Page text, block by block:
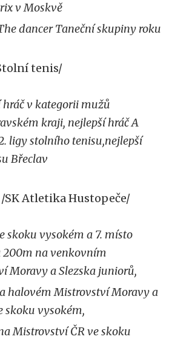
v Moskvě
dancer Taneční skupiny roku
tenis/
hráč v kategorii mužů
kraji, nejlepší hráč A
ligy stolního tenisu,nejlepší
Břeclav
/SK Atletika Hustopeče/
skoku vysokém a 7. místo
200m na venkovním
Moravy a Slezska juniorů,
halovém Mistrovství Moravy a
skoku vysokém,
Mistrovství ČR ve skoku